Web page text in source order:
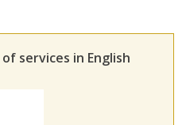
services in English